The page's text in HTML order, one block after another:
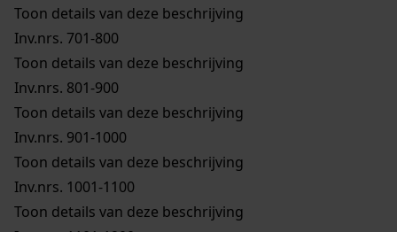
Toon details van deze beschrijving
Inv.nrs. 701-800
Toon details van deze beschrijving
Inv.nrs. 801-900
Toon details van deze beschrijving
Inv.nrs. 901-1000
Toon details van deze beschrijving
Inv.nrs. 1001-1100
Toon details van deze beschrijving